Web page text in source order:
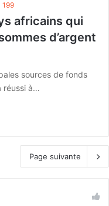
199
africains qui
d’argent
sources de fonds
réussi à…
Page suivante